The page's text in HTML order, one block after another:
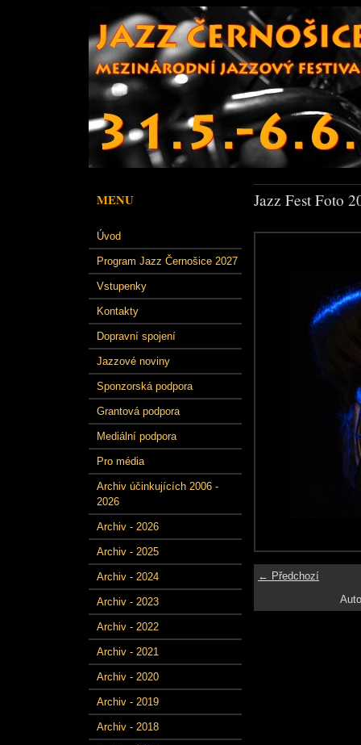
MENU
Úvod
Program Jazz Černošice 2027
Vstupenky
Kontakty
Dopravní spojení
Jazzové noviny
Sponzorská podpora
Grantová podpora
Mediální podpora
Pro média
Archiv účinkujících 2006 -
2026
Archiv - 2026
Archiv - 2025
Archiv - 2024
Archiv - 2023
Archiv - 2022
Archiv - 2021
Archiv - 2020
Archiv - 2019
Archiv - 2018
Jazz Fest Foto
← Předchozí